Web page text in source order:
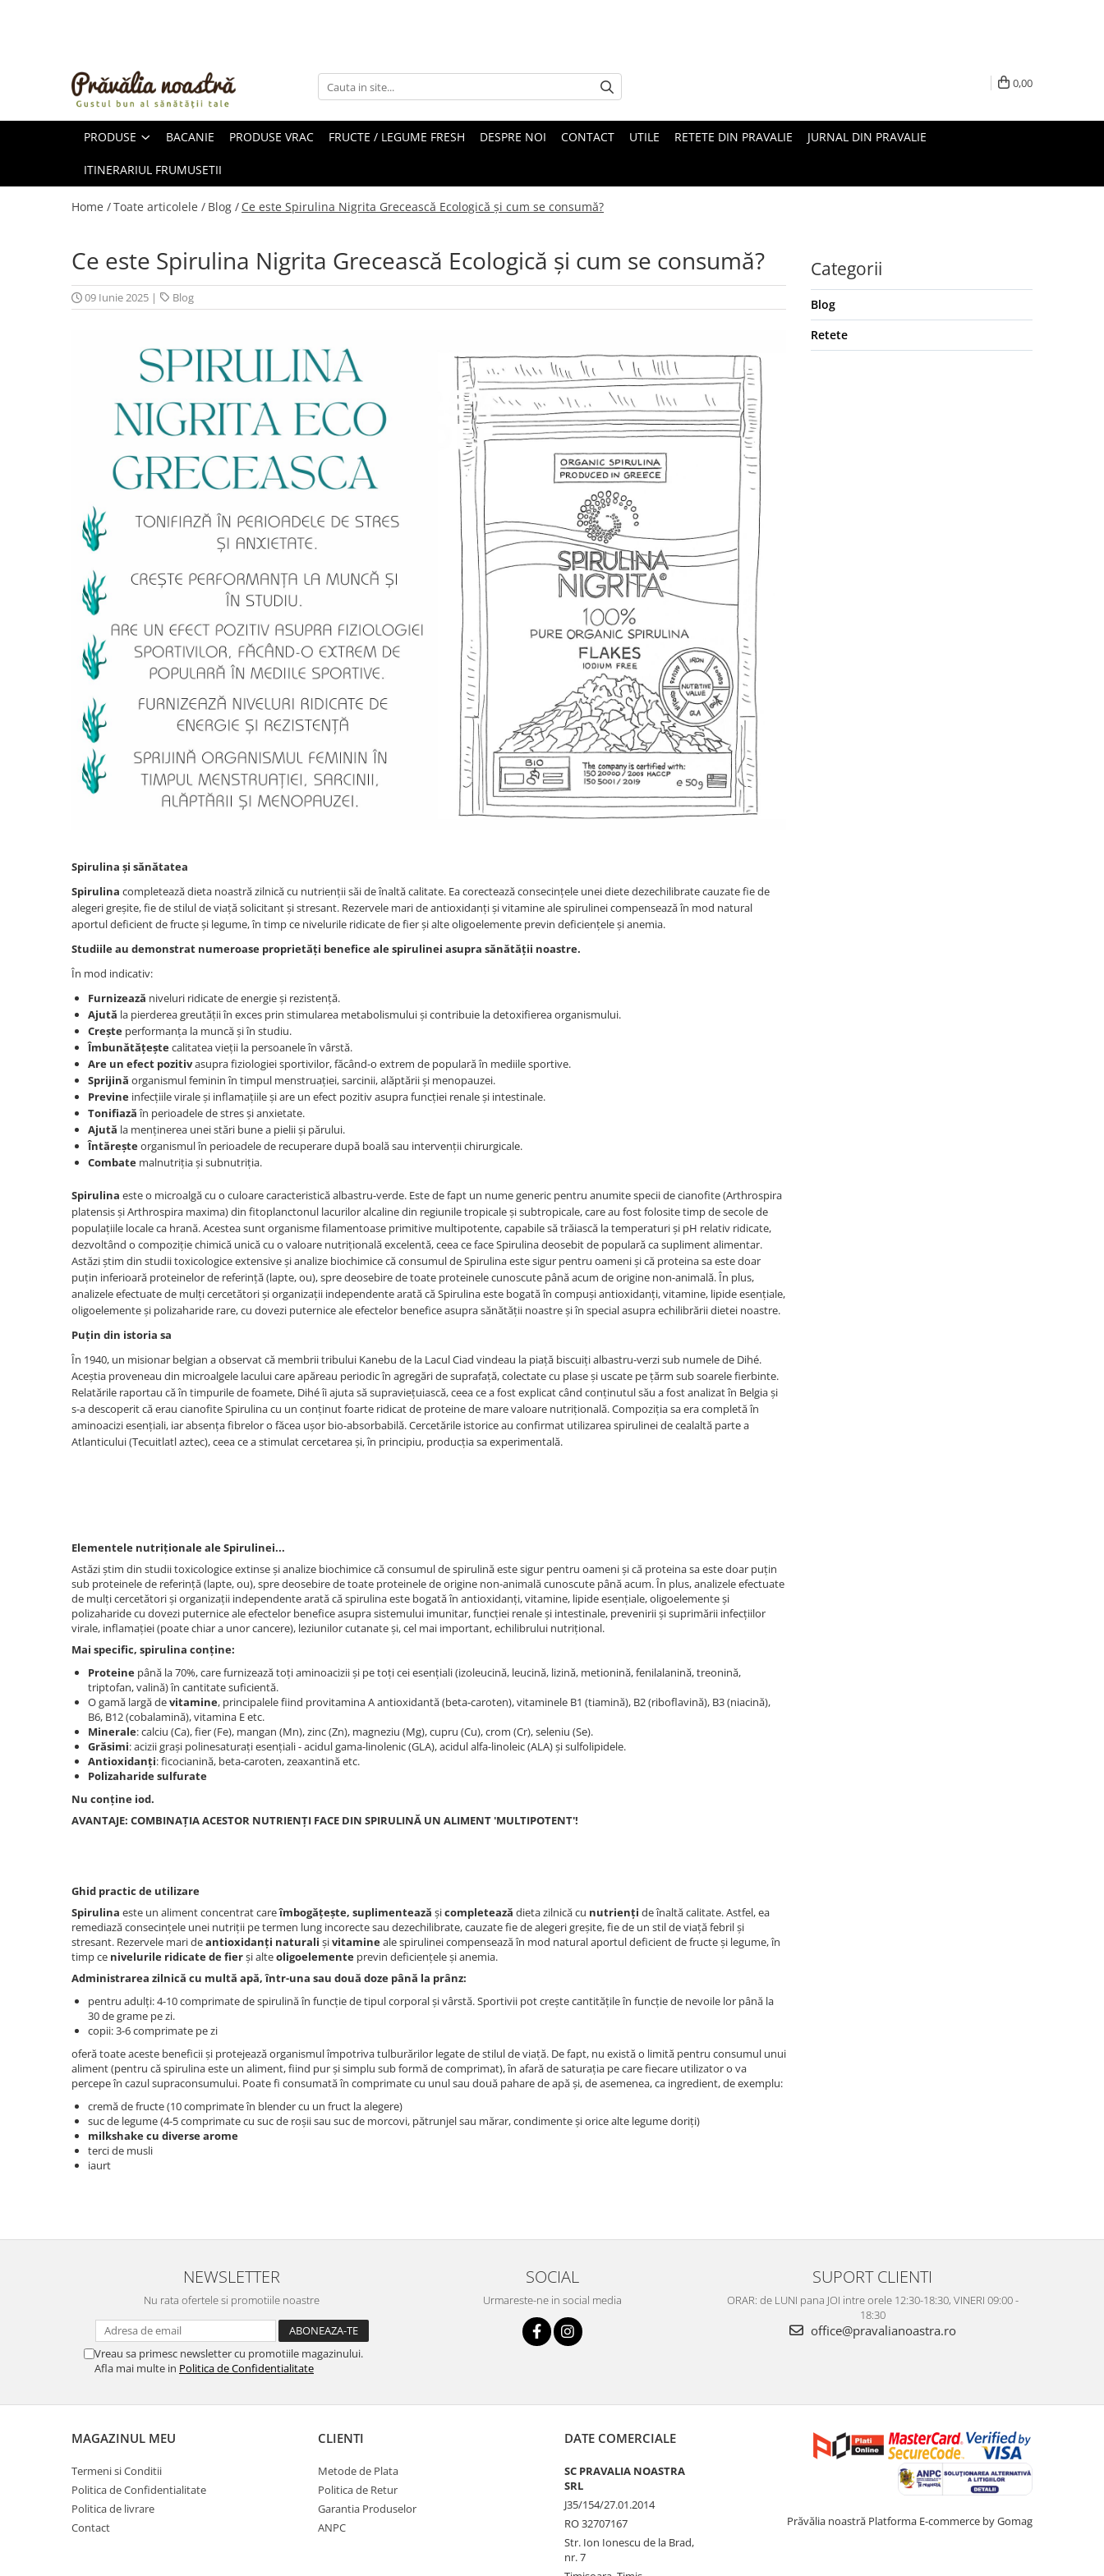
ULEIURI ȘI UNTURI
FRUCTE DESHIDRATATE
OȚETURI ȘI SOSURI
FĂINĂ FĂRĂ GLUTEN
CIOCOLATĂ ȘI CACAO
SUPERALIMENTE
PRODUSE ECO / ORGANICE
PRODUSE ROMÂNEȘTI
REMEDII NATURISTE
TOATE PRODUSELE
0,00
PRODUSE BACANIE PRODUSE VRAC FRUCTE / LEGUME FRESH DESPRE NOI CONTACT UTILE RETETE DIN PRAVALIE JURNAL DIN PRAVALIE
ITINERARIUL FRUMUSETII
Home /Toate articolele / Blog / Ce este Spirulina Nigrita Grecească Ecologică și cum se consumă?
Ce este Spirulina Nigrita Grecească Ecologică și cum se consumă?
09 Iunie 2025 | Blog
Spirulina și sănătatea
Spirulina completează dieta noastră zilnică cu nutrienții săi de înaltă calitate. Ea corectează consecințele unei diete dezechilibrate cauzate fie de
alegeri greșite, fie de stilul de viață solicitant și stresant. Rezervele mari de antioxidanți și vitamine ale spirulinei compensează în mod natural
aportul deficient de fructe și legume, în timp ce nivelurile ridicate de fier și alte oligoelemente previn deficiențele și anemia.
Studiile au demonstrat numeroase proprietăți benefice ale spirulinei asupra sănătății noastre.
În mod indicativ:
Furnizează niveluri ridicate de energie și rezistență.
Ajută la pierderea greutății în exces prin stimularea metabolismului și contribuie la detoxifierea organismului.
Crește performanța la muncă și în studiu.
Îmbunătățeștecalitatea vieții la persoanele în vârstă.
Are un efect pozitivasupra fiziologiei sportivilor, făcând-o extrem de populară în mediile sportive.
Sprijină organismul feminin în timpul menstruației, sarcinii, alăptării și menopauzei.
Previne infecțiile virale și inflamațiile și are un efect pozitiv asupra funcției renale și intestinale.
Tonifiazăîn perioadele de stres și anxietate.
Ajută la menținerea unei stări bune a pielii și părului.
Întăreșteorganismul în perioadele de recuperare după boală sau intervenții chirurgicale.
Combate malnutriția și subnutriția.
Spirulina este o microalgă cu o culoare caracteristică albastru-verde. Este de fapt un nume generic pentru anumite specii de cianofite (Arthrospira
platensis și Arthrospira maxima) din fitoplanctonul lacurilor alcaline din regiunile tropicale și subtropicale, care au fost folosite timp de secole de
populațiile locale ca hrană. Acestea sunt organisme filamentoase primitive multipotente, capabile să trăiască la temperaturi și pH relativ ridicate,
dezvoltând o compoziție chimică unică cu o valoare nutrițională excelentă, ceea ce face Spirulina deosebit de populară ca supliment alimentar.
Astăzi știm din studii toxicologice extensive și analize biochimice că consumul de Spirulina este sigur pentru oameni și că proteina sa este doar
puțin inferioară proteinelor de referință (lapte, ou), spre deosebire de toate proteinele cunoscute până acum de origine non-animală. În plus,
analizele efectuate de mulți cercetători și organizații independente arată că Spirulina este bogată în compuși antioxidanți, vitamine, lipide esențiale,
oligoelemente și polizaharide rare, cu dovezi puternice ale efectelor benefice asupra sănătății noastre și în special asupra echilibrării dietei noastre.
Puțin din istoria sa
În 1940, un misionar belgian a observat că membrii tribului Kanebu de la Lacul Ciad vindeau la piață biscuiți albastru-verzi sub numele de Dihé.
Aceștia proveneau din microalgele lacului care apăreau periodic în agregări de suprafață, colectate cu plase și uscate pe țărm sub soarele fierbinte.
Relatările raportau că în timpurile de foamete, Dihé îi ajuta să supraviețuiască, ceea ce a fost explicat când conținutul său a fost analizat în Belgia și
s-a descoperit că erau cianofite Spirulina cu un conținut foarte ridicat de proteine de mare valoare nutrițională. Compoziția sa era completă în
aminoacizi esențiali, iar absența fibrelor o făcea ușor bio-absorbabilă. Cercetările istorice au confirmat utilizarea spirulinei de cealaltă parte a
Atlanticului (Tecuitlatl aztec), ceea ce a stimulat cercetarea și, în principiu, producția sa experimentală.
Categorii
Blog
Retete
Elementele nutriționale ale Spirulinei...
Astăzi știm din studii toxicologice extinse și analize biochimice că consumul de spirulină este sigur pentru oameni și că proteina sa este doar puțin
sub proteinele de referință (lapte, ou), spre deosebire de toate proteinele de origine non-animală cunoscute până acum. În plus, analizele efectuate
de mulți cercetători și organizații independente arată că spirulina este bogată în antioxidanți, vitamine, lipide esențiale, oligoelemente și
polizaharide cu dovezi puternice ale efectelor benefice asupra sistemului imunitar, funcției renale și intestinale, prevenirii și suprimării infecțiilor
virale, inflamației (poate chiar a unor cancere), leziunilor cutanate și, cel mai important, echilibrului nutrițional.
Mai specific, spirulina conține:
Proteine până la 70%, care furnizează toți aminoacizii și pe toți cei esențiali (izoleucină, leucină, lizină, metionină, fenilalanină, treonină,
triptofan, valină) în cantitate suficientă.
O gamă largă devitamine, principalele fiind provitamina A antioxidantă (beta-caroten), vitaminele B1 (tiamină), B2 (riboflavină), B3 (niacină),
B6, B12 (cobalamină), vitamina E etc.
Minerale: calciu (Ca), fier (Fe), mangan (Mn), zinc (Zn), magneziu (Mg), cupru (Cu), crom (Cr), seleniu (Se).
Grăsimi: acizii grași polinesaturați esențiali - acidul gama-linolenic (GLA), acidul alfa-linoleic (ALA) și sulfolipidele.
Antioxidanți: ficocianină, beta-caroten, zeaxantină etc.
Polizaharide sulfurate
Nu conține iod.
AVANTAJE: COMBINAȚIA ACESTOR NUTRIENȚI FACE DIN SPIRULINĂ UN ALIMENT 'MULTIPOTENT'!
Ghid practic de utilizare
Spirulina este un aliment concentrat careîmbogățește, suplimentează șicompletează dieta zilnică cu nutrienți de înaltă calitate. Astfel, ea
remediază consecințele unei nutriții pe termen lung incorecte sau dezechilibrate, cauzate fie de alegeri greșite, fie de un stil de viață febril și
stresant. Rezervele mari deantioxidanți naturali șivitamineale spirulinei compensează în mod natural aportul deficient de fructe și legume, în
timp ce nivelurile ridicate de fierși alteoligoelemente previn deficiențele și anemia.
Administrarea zilnică cu multă apă, într-una sau două doze până la prânz:
pentru adulți: 4-10 comprimate de spirulină în funcție de tipul corporal și vârstă. Sportivii pot crește cantitățile în funcție de nevoile lor până la
30 de grame pe zi.
copii: 3-6 comprimate pe zi
oferă toate aceste beneficii și protejează organismul împotriva tulburărilor legate de stilul de viață. De fapt, nu există o limită pentru consumul unui
aliment (pentru că spirulina este un aliment, fiind pur și simplu sub formă de comprimat), în afară de saturația pe care fiecare utilizator o va
percepe în cazul supraconsumului. Poate fi consumată în comprimate cu unul sau două pahare de apă și, de asemenea, ca ingredient, de exemplu:
cremă de fructe (10 comprimate în blender cu un fruct la alegere)
suc de legume (4-5 comprimate cu suc de roșii sau suc de morcovi, pătrunjel sau mărar, condimente și orice alte legume doriți)
milkshake cu diverse arome
terci de musli
iaurt
NEWSLETTER
Nu rata ofertele si promotiile noastre
Vreau sa primesc newsletter cu promotiile magazinului.
Afla mai multe in Politica de Confidentialitate
SOCIAL
Urmareste-ne in social media
SUPORT CLIENTI
ORAR: de LUNI pana JOI intre orele 12:30-18:30, VINERI 09:00 -
18:30
office@pravalianoastra.ro
MAGAZINUL MEU
Termeni si Conditii
Politica de Confidentialitate
Politica de livrare
Contact
CLIENTI
Metode de Plata
Politica de Retur
Garantia Produselor
ANPC
DATE COMERCIALE
SC PRAVALIA NOASTRA
SRL
J35/154/27.01.2014
RO 32707167
Str. Ion Ionescu de la Brad,
nr. 7
Prăvălia noastră Platforma E-commerce by Gomag